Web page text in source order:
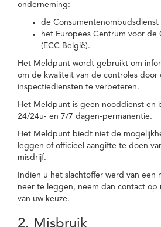
onderneming:
de Consumentenombudsdienst
het Europees Centrum voor de
(ECC België).
Het Meldpunt wordt gebruikt om
om de kwaliteit van de controles door
inspectiediensten te verbeteren.
Het Meldpunt is geen nooddienst en
24/24u- en 7/7 dagen-permanentie.
Het Meldpunt biedt niet de
leggen of officieel aangifte te doen
misdrijf.
Indien u het slachtoffer werd van een
neer te leggen, neem dan contact op
van uw keuze.
2. Misbruik